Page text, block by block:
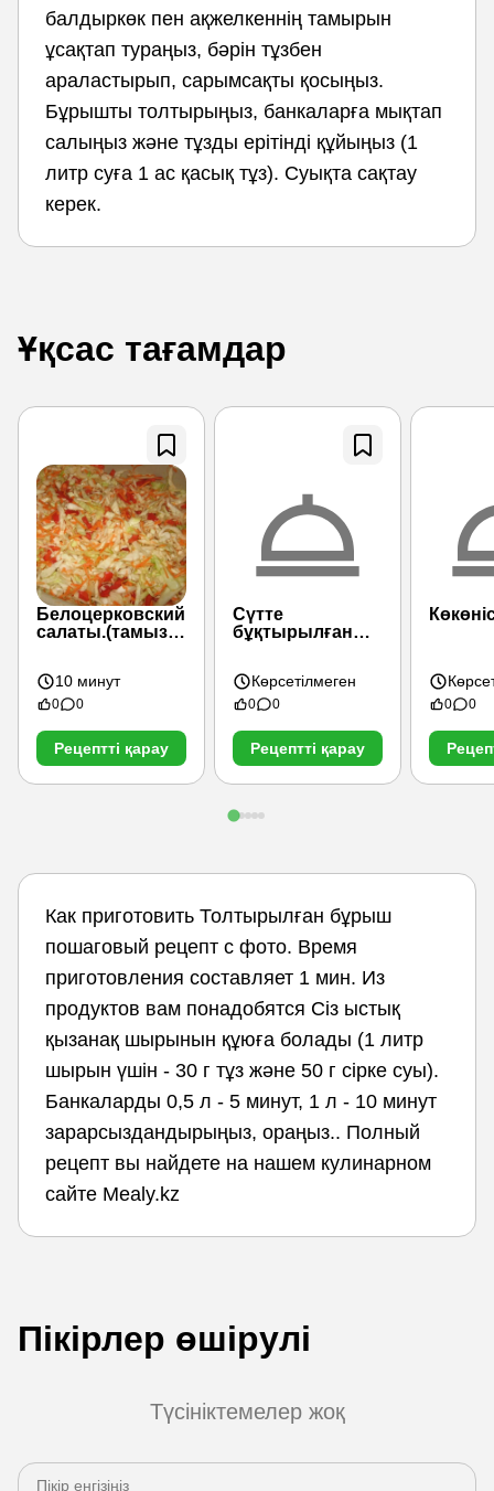
балдыркөк пен ақжелкеннің тамырын
ұсақтап тураңыз, бәрін тұзбен
араластырып, сарымсақты қосыңыз.
Бұрышты толтырыңыз, банкаларға мықтап
салыңыз және тұзды ерітінді құйыңыз (1
литр суға 1 ас қасық тұз). Суықта сақтау
керек.
Ұқсас тағамдар
Белоцерковский
салаты.(тамыз -
10 минут
0 0
Рецептті қарау
Сүтте
бұқтырылған
Көрсетілмеген
0 0
Рецептті қарау
0 0
Как приготовить Толтырылған бұрыш
пошаговый рецепт с фото. Время
приготовления составляет 1 мин. Из
продуктов вам понадобятся Сіз ыстық
қызанақ шырынын құюға болады (1 литр
шырын үшін - 30 г тұз және 50 г сірке суы).
Банкаларды 0,5 л - 5 минут, 1 л - 10 минут
зарарсыздандырыңыз, ораңыз.. Полный
рецепт вы найдете на нашем кулинарном
сайте Mealy.kz
Пікірлер өшірулі
Түсініктемелер жоқ